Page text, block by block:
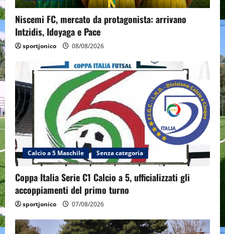
Niscemi FC, mercato da protagonista: arrivano
Intzidis, Idoyaga e Pace
sportjonico 08/08/2026
Calcio a 5 Maschile Senza categoria
Coppa Italia Serie C1 Calcio a 5, ufficializzati gli
accoppiamenti del primo turno
sportjonico 07/08/2026